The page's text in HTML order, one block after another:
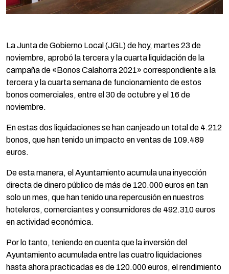
La Junta de Gobierno Local (JGL) de hoy, martes 23 de
noviembre, aprobó la tercera y la cuarta liquidación de la
campaña de «Bonos Calahorra 2021» correspondiente a la
tercera y la cuarta semana de funcionamiento de estos
bonos comerciales, entre el 30 de octubre y el 16 de
noviembre.
En estas dos liquidaciones se han canjeado un total de 4.212
bonos, que han tenido un impacto en ventas de 109.489
euros.
De esta manera, el Ayuntamiento acumula una inyección
directa de dinero público de más de 120.000 euros en tan
solo un mes, que han tenido una repercusión en nuestros
hoteleros, comerciantes y consumidores de 492.310 euros
en actividad económica.
Por lo tanto, teniendo en cuenta que la inversión del
Ayuntamiento acumulada entre las cuatro liquidaciones
hasta ahora practicadas es de 120.000 euros, el rendimiento